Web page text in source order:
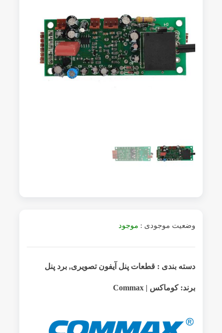
وضعیت موجودی : موجود
دسته بندی : قطعات پنل آیفون تصویری, برد پنل
برند:کوماکس | Commax